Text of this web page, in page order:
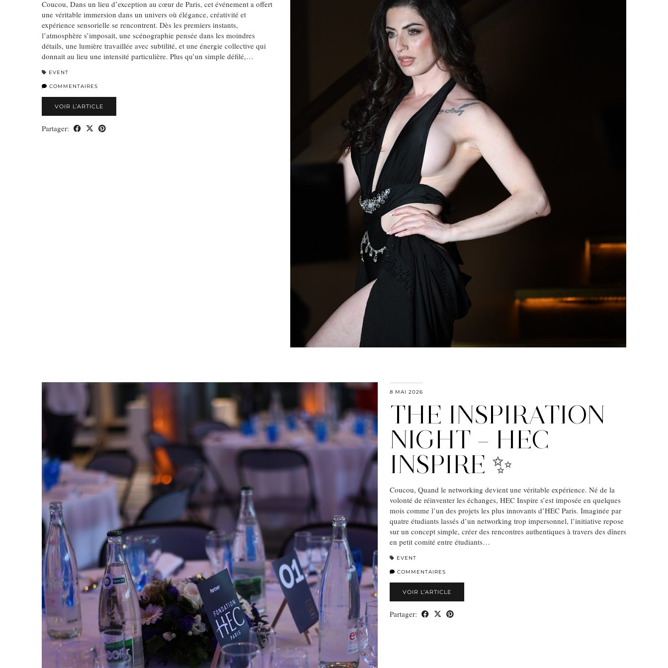
Coucou, Dans un lieu d’exception au cœur de Paris, cet événement a offert
une véritable immersion dans un univers où élégance, créativité et
expérience sensorielle se rencontrent. Dès les premiers instants,
l’atmosphère s’imposait, une scénographie pensée dans les moindres
détails, une lumière travaillée avec subtilité, et une énergie collective qui
donnait au lieu une intensité particulière. Plus qu’un simple défilé,…
EVENT
COMMENTAIRES
VOIR L’ARTICLE
Partager:
8 MAI 2026
THE INSPIRATION
NIGHT – HEC
INSPIRE ✨
Coucou, Quand le networking devient une véritable expérience. Né de la
volonté de réinventer les échanges, HEC Inspire s’est imposée en quelques
mois comme l’un des projets les plus innovants d’HEC Paris. Imaginée par
quatre étudiants lassés d’un networking trop impersonnel, l’initiative repose
sur un concept simple, créer des rencontres authentiques à travers des dîners
en petit comité entre étudiants…
EVENT
COMMENTAIRES
VOIR L’ARTICLE
Partager: